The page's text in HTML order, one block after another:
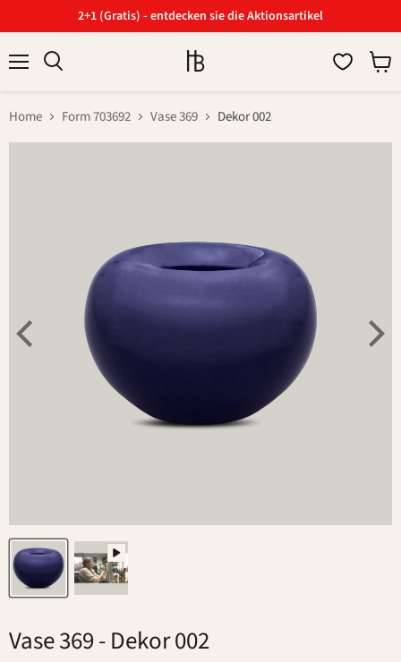
2+1 (Gratis) - entdecken sie die Aktionsartikel
Home Form 703692 Vase 369 Dekor 002
Vase 369- Dekor 002